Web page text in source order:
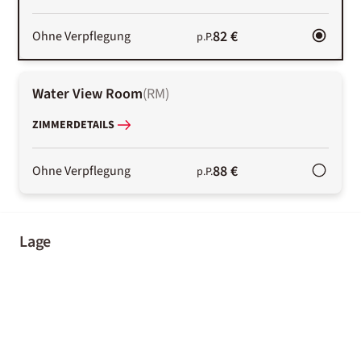
Ohne Verpflegung p.P.82 €
Water View Room(RM)
ZIMMERDETAILS
Ohne Verpflegung p.P.88 €
Lage